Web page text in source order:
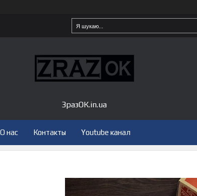
ЗразОК.in.ua
О нас Контакты Youtube канал